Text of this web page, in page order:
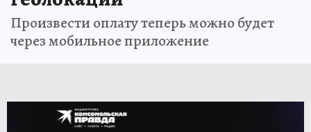
Произвести оплату теперь можно будет
через мобильное приложение